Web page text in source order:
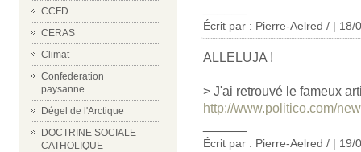
CCFD
CERAS
Climat
Confederation
paysanne
Dégel de l'Arctique
DOCTRINE SOCIALE
CATHOLIQUE
Écrit par : Pierre-Aelred / | 18/
ALLELUJA !
> J'ai retrouvé le fameux
http://www.politico.com/
Écrit par : Pierre-Aelred / | 19/